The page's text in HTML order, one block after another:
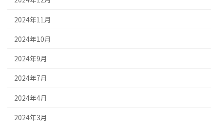
2024年11月
2024年10月
2024年9月
2024年7月
2024年4月
2024年3月